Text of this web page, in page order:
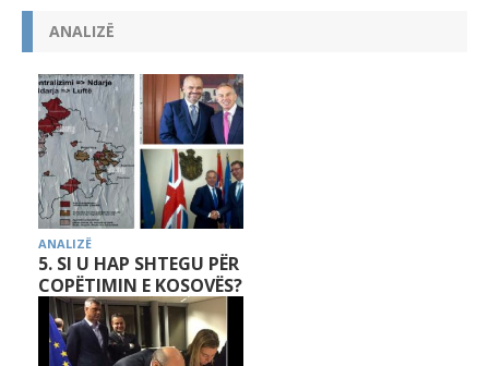
ANALIZË
ANALIZË
5. SI U HAP SHTEGU PËR
COPËTIMIN E KOSOVËS?